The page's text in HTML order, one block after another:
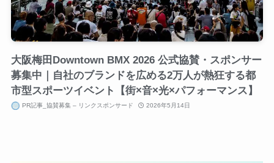
大阪梅田Downtown BMX 2026 公式協賛・スポンサー
募集中｜自社のブランドを広める2万人が熱狂する都
市型スポーツイベント【街×音×光×パフォーマンス】
PR記事_協賛募集 – リンクスポンサード 2026年5月14日